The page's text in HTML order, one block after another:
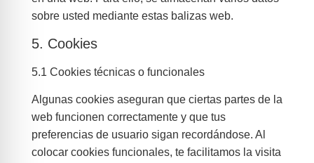
sobre usted mediante estas balizas web.
5. Cookies
5.1 Cookies técnicas o funcionales
Algunas cookies aseguran que ciertas partes de la
web funcionen correctamente y que tus
preferencias de usuario sigan recordándose. Al
colocar cookies funcionales, te facilitamos la visita